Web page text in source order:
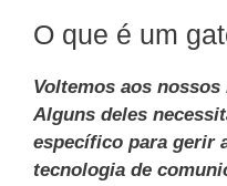
O que é um
Voltemos aos
Alguns deles
específico para gerir
tecnologia de